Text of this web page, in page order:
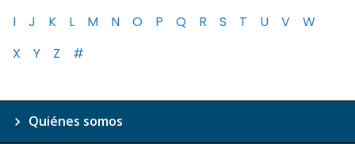
I
J K L M N O P Q R S T U V
W
X
Y Z #
Quiénes somos